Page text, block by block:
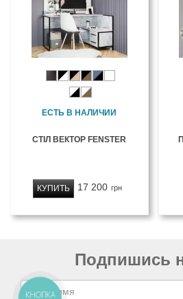
ЕСТЬ В НАЛИЧИИ
СТІЛ ВЕКТОР FENSTER
17 200 грн
КУПИТЬ
Подпишись